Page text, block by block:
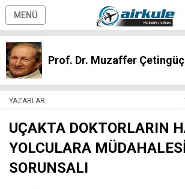
MENÜ
Prof. Dr. Muzaffer Çetingüç
YAZARLAR
UÇAKTA DOKTORLARIN
YOLCULARA
SORUNSALI